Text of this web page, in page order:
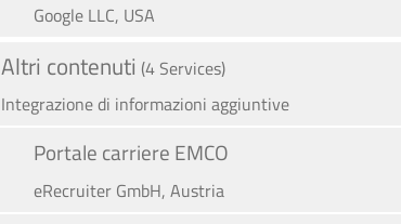
Google LLC, USA
Altri contenuti (4 Services)
Integrazione di informazioni aggiuntive
Portale carriere EMCO
eRecruiter GmbH, Austria